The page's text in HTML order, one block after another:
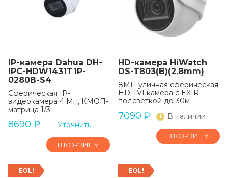
IP-камера Dahua DH-
IPC-HDW1431T1P-
0280B-S4
Сферическая IP-
видеокамера 4 Мп, КМОП-
матрица 1/3
8690 ₽ Уточнить
В КОРЗИНУ
HD-камера HiWatch
DS-T803(B)(2.8mm)
8МП уличная сферическая
HD-TVI камера с EXIR-
подсветкой до 30м
7090 ₽ В наличии
В КОРЗИНУ
EOL! EOL!